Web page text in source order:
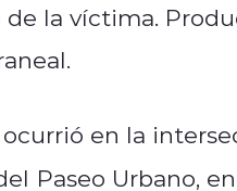
de la víctima.
en la
Paseo Urbano,